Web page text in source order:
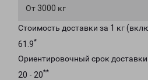
От 3000 кг
Стоимость доставки за 1 кг
61.9*
Ориентировочный срок доставки
20 - 20**